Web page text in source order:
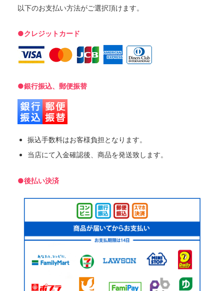
以下のお支払い方法がご選択頂けます。
●クレジットカード
●銀行振込、郵便振替
振込手数料はお客様負担となります。
当店にて入金確認後、商品を発送致します。
●後払い決済